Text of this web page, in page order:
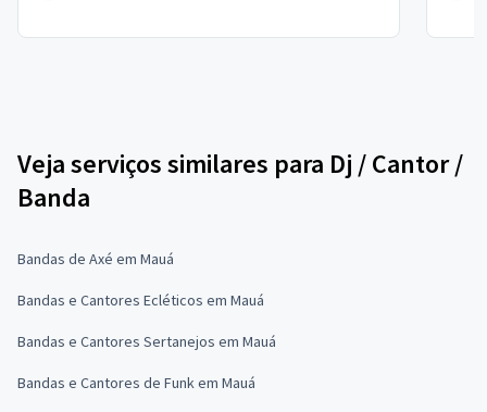
Veja serviços similares para Dj / Cantor /
Banda
Bandas de Axé em Mauá
Bandas e Cantores Ecléticos em Mauá
Bandas e Cantores Sertanejos em Mauá
Bandas e Cantores de Funk em Mauá